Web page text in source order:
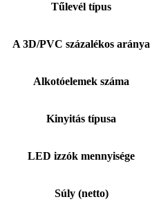
Tűlevél típus
A 3D/PVC százalékos aránya
Alkotóelemek száma
Kinyitás típusa
LED izzók mennyisége
Súly (netto)